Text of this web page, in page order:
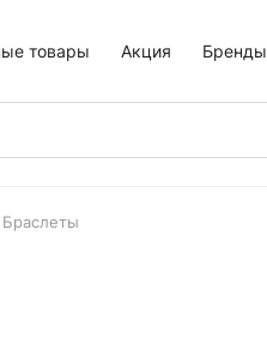
товары Акция Бренды